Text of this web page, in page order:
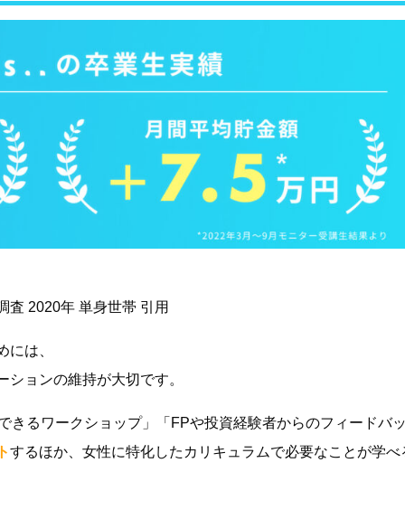
2020年 単身世帯 引用
には、
ョンの維持が大切です。
きるワークショップ」「FPや投資経験者からのフィードバ
するほか、女性に特化したカリキュラムで必要なことが学べ